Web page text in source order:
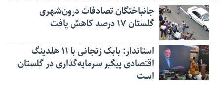
جانباختگان تصادفات درون‌شهری
گلستان ۱۷ درصد کاهش یافت
استاندار: بابک زنجانی با ۱۱ هلدینگ
اقتصادی پیگیر سرمایه‌گذاری در گلستان
است